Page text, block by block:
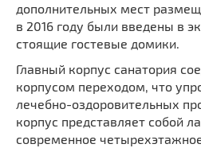
дополнительных мест
в 2016 году были введены в
стоящие гостевые домики.
Главный корпус санатория
корпусом переходом, что
лечебно-оздоровительных
корпус представляет собой
современное